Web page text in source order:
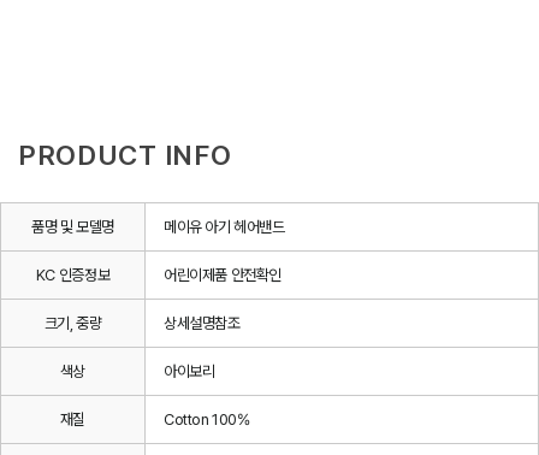
PRODUCT INFO
품명 및 모델명 메이유 아기 헤어밴드
KC 인증정보 어린이제품 안전확인
크기, 중량 상세설명참조
색상 아이보리
재질 Cotton 100%